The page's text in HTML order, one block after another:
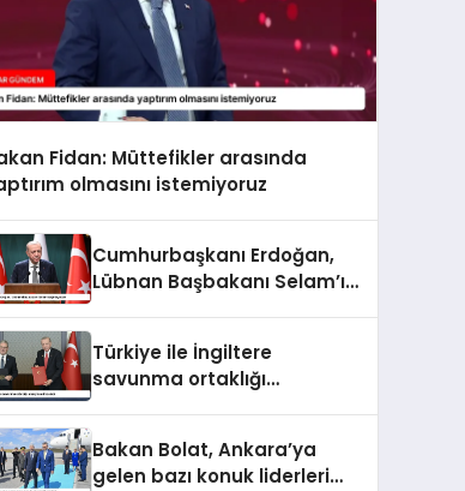
Fidan: Müttefikler arasında
olmasını istemiyoruz
Cumhurbaşkanı Erdoğan,
Lübnan Başbakanı Selam’ı
Türkiye ile İngiltere
savunma ortaklığı
Bakan Bolat, Ankara’ya
gelen bazı konuk liderleri